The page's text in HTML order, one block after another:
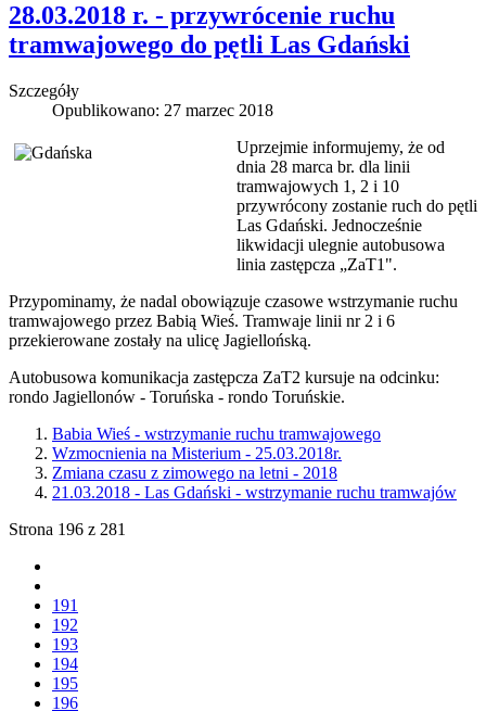
28.03.2018 r. - przywrócenie ruchu
tramwajowego do pętli Las Gdański
Szczegóły
Opublikowano: 27 marzec 2018
Uprzejmie informujemy, że od
dnia 28 marca br. dla linii
tramwajowych 1, 2 i 10
przywrócony zostanie ruch do pętli
Las Gdański. Jednocześnie
likwidacji ulegnie autobusowa
linia zastępcza „ZaT1".
Przypominamy, że nadal obowiązuje czasowe wstrzymanie ruchu
tramwajowego przez Babią Wieś. Tramwaje linii nr 2 i 6
przekierowane zostały na ulicę Jagiellońską.
Autobusowa komunikacja zastępcza ZaT2 kursuje na odcinku:
rondo Jagiellonów - Toruńska - rondo Toruńskie.
Babia Wieś - wstrzymanie ruchu tramwajowego
Wzmocnienia na Misterium - 25.03.2018r.
Zmiana czasu z zimowego na letni - 2018
21.03.2018 - Las Gdański - wstrzymanie ruchu tramwajów
Strona 196 z 281
191
192
193
194
195
196